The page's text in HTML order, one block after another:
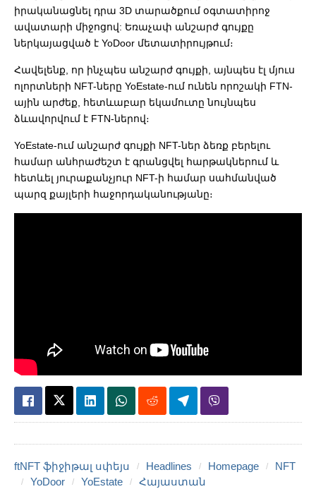
իրականացնել դրա 3D տարածքում օգտատիրոջ
ավատարի միջոցով: Եռաչափ անշարժ գույքը
ներկայացված է YoDoor մետատիրույթում։
Հավելենք, որ ինչպես անշարժ գույքի, այնպես էլ մյուս
ոլորտների NFT-ները YoEstate-ում ունեն որոշակի FTN-
ային արժեք, հետևաբար եկամուտը նույնպես
ձևավորվում է FTN-ներով։
YoEstate-ում անշարժ գույքի NFT-ներ ձեռք բերելու
համար անհրաժեշտ է գրանցվել հարթակներում և
հետևել յուրաքանչյուր NFT-ի համար սահմանված
պարզ քայլերի հաջորդականությանը։
ftNFT ֆիջիթալ սփեյս Headlines Homepage
NFT
YoDoor
YoEstate Հայաստան